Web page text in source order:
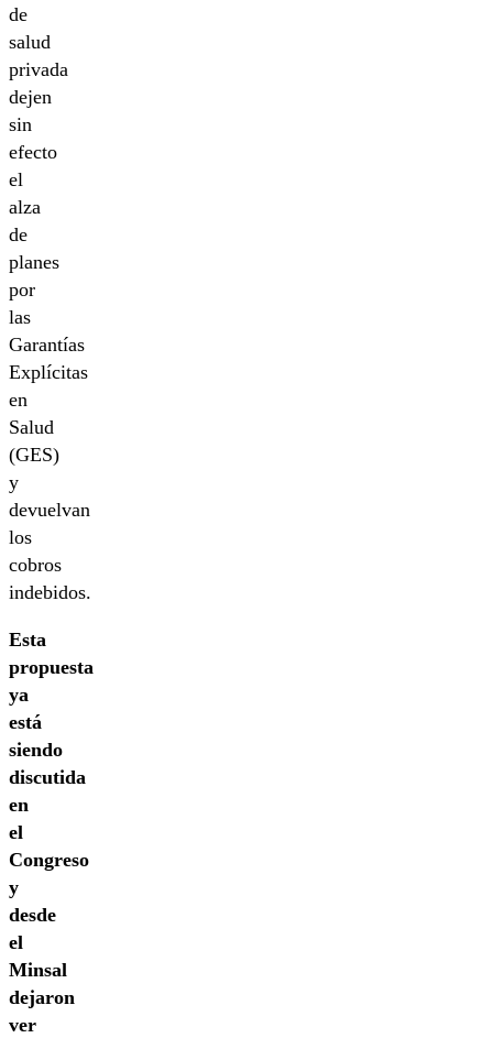
de
salud
privada
dejen
sin
efecto
el
alza
de
planes
por
las
Garantías
Explícitas
en
Salud
(GES)
y
devuelvan
los
cobros
indebidos.
Esta
propuesta
ya
está
siendo
discutida
en
el
Congreso
y
desde
el
Minsal
dejaron
ver